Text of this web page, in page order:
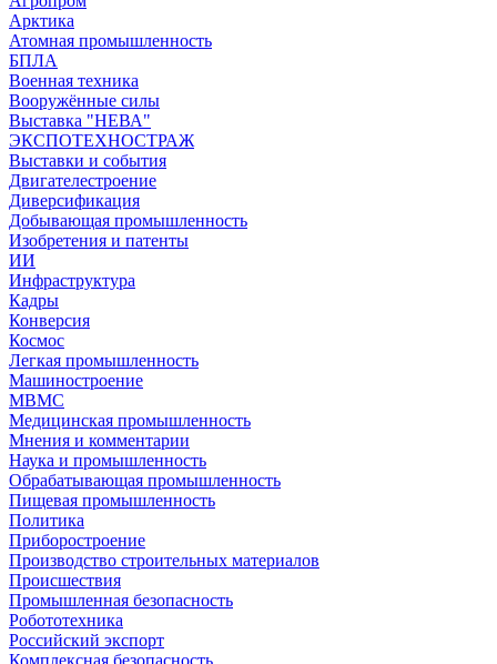
Арктика
Атомная промышленность
БПЛА
Военная техника
Вооружённые силы
Выставка "НЕВА"
ЭКСПОТЕХНОСТРАЖ
Выставки и события
Двигателестроение
Диверсификация
Добывающая промышленность
Изобретения и патенты
ИИ
Инфраструктура
Кадры
Конверсия
Космос
Легкая промышленность
Машиностроение
МВМС
Медицинская промышленность
Мнения и комментарии
Наука и промышленность
Обрабатывающая промышленность
Пищевая промышленность
Политика
Приборостроение
Производство строительных материалов
Происшествия
Промышленная безопасность
Робототехника
Российский экспорт
Комплексная безопасность